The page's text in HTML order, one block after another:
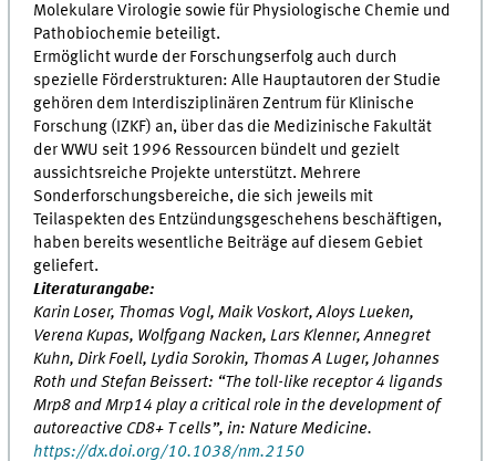
Molekulare Virologie sowie für Physiologische Chemie und
Pathobiochemie beteiligt.
Ermöglicht wurde der Forschungserfolg auch durch
spezielle Förderstrukturen: Alle Hauptautoren der Studie
gehören dem Interdisziplinären Zentrum für Klinische
Forschung (IZKF) an, über das die Medizinische Fakultät
der WWU seit 1996 Ressourcen bündelt und gezielt
aussichtsreiche Projekte unterstützt. Mehrere
Sonderforschungsbereiche, die sich jeweils mit
Teilaspekten des Entzündungsgeschehens beschäftigen,
haben bereits wesentliche Beiträge auf diesem Gebiet
geliefert.
Literaturangabe:
Karin Loser, Thomas Vogl, Maik Voskort, Aloys Lueken,
Verena Kupas, Wolfgang Nacken, Lars Klenner, Annegret
Kuhn, Dirk Foell, Lydia Sorokin, Thomas A Luger, Johannes
Roth und Stefan Beissert: “The toll-like receptor 4 ligands
Mrp8 and Mrp14 play a critical role in the development of
autoreactive CD8+ T cells”, in: Nature Medicine.
https://dx.doi.org/10.1038/nm.2150